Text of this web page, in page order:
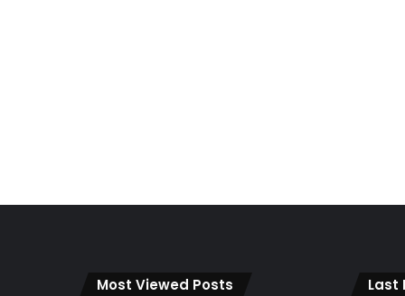
Most Viewed Posts Last